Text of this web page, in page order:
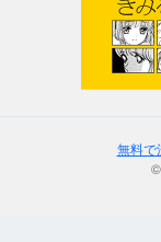
無料で